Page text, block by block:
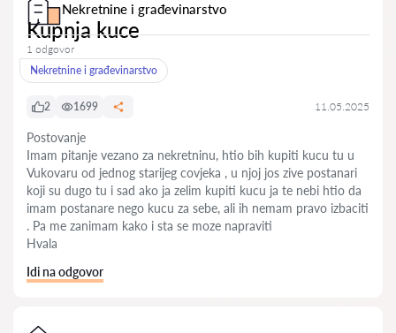
Nekretnine i građevinarstvo
Kupnja kuce
1 odgovor
Nekretnine i građevinarstvo
2 1699 11.05.2025
Postovanje
Imam pitanje vezano za nekretninu, htio bih kupiti kucu tu u
Vukovaru od jednog starijeg covjeka , u njoj jos zive postanari
koji su dugo tu i sad ako ja zelim kupiti kucu ja te nebi htio da
imam postanare nego kucu za sebe, ali ih nemam pravo izbaciti
. Pa me zanimam kako i sta se moze napraviti
Hvala
Idi na odgovor